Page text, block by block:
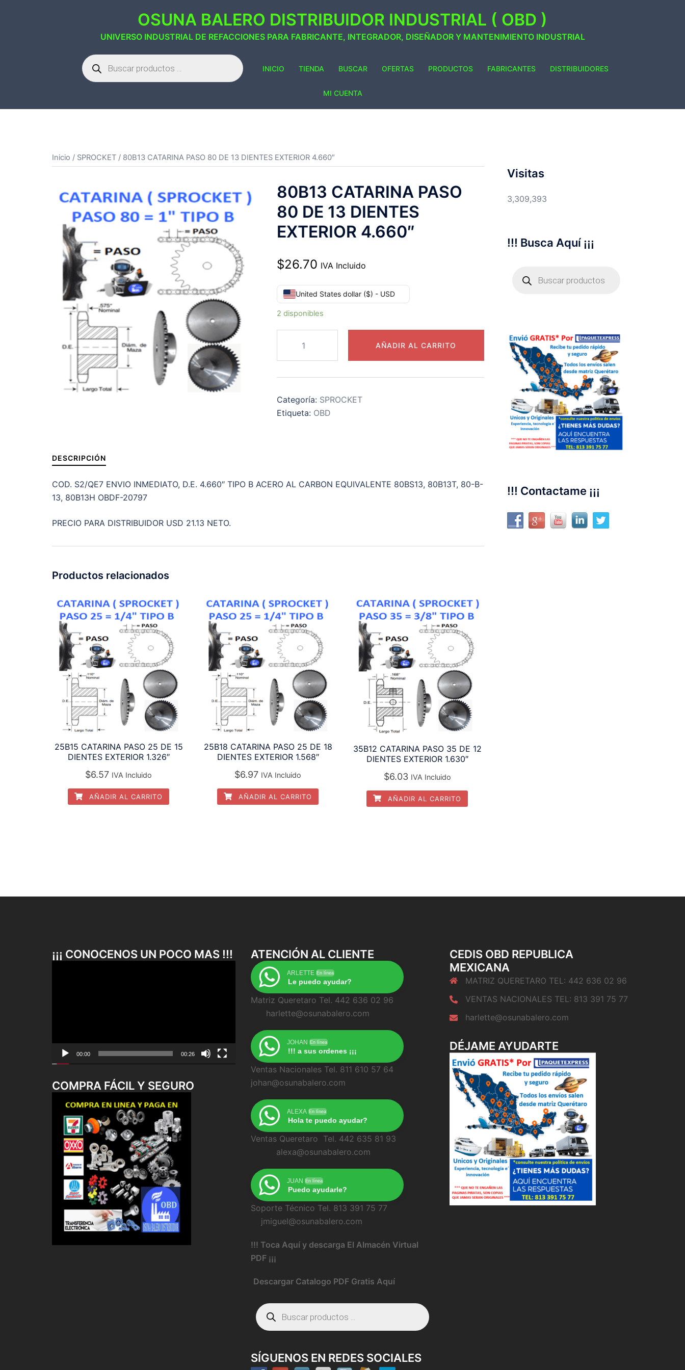
OSUNA BALERO DISTRIBUIDOR INDUSTRIAL ( OBD )
UNIVERSO INDUSTRIAL DE REFACCIONES PARA FABRICANTE, INTEGRADOR, DISEÑADOR Y MANTENIMIENTO INDUSTRIAL
Búsqueda
de
productos
INICIO TIENDA BUSCAR OFERTAS PRODUCTOS FABRICANTES DISTRIBUIDORES
MI CUENTA
Inicio / SPROCKET / 80B13 CATARINA PASO 80 DE 13 DIENTES EXTERIOR 4.660″
80B13 CATARINA PASO
80 DE 13 DIENTES
EXTERIOR 4.660″
$26.70 IVA Incluido
United States dollar ($) - USD
2 disponibles
CATARINA
PASO
80
13
DIENTES
AÑADIR AL CARRITO
Categoría: SPROCKET
Etiqueta: OBD
DESCRIPCIÓN
COD. S2/QE7 ENVIO INMEDIATO, D.E. 4.660″ TIPO B ACERO AL CARBON EQUIVALENTE 80BS13, 80B13T, 80-B-
13, 80B13H OBDF-20797
PRECIO PARA DISTRIBUIDOR USD 21.13 NETO.
Productos relacionados
25B15 CATARINA PASO 25 DE 15
DIENTES EXTERIOR 1.326″
$6.57 IVA Incluido
AÑADIR AL CARRITO
25B18 CATARINA PASO 25 DE 18
DIENTES EXTERIOR 1.568″
$6.97 IVA Incluido
AÑADIR AL CARRITO
35B12 CATARINA PASO 35 DE 12
DIENTES EXTERIOR 1.630″
$6.03 IVA Incluido
AÑADIR AL CARRITO
Visitas
3,309,393
!!! Busca Aquí ¡¡¡
productos
!!! Contactame ¡¡¡
¡¡¡ CONOCENOS UN POCO MAS !!!
00:00 00:26
COMPRA FÁCIL Y SEGURO
ATENCIÓN AL CLIENTE
ARLETTE En línea
Le puedo ayudar?
Matriz Queretaro Tel. 442 636 02 96
harlette@osunabalero.com
JOHAN En línea
!!! a sus ordenes ¡¡¡
Ventas Nacionales Tel. 811 610 57 64
johan@osunabalero.com
ALEXA En línea
Hola te puedo ayudar?
Ventas Queretaro Tel. 442 635 81 93
alexa@osunabalero.com
JUAN En línea
Puedo ayudarle?
Soporte Técnico Tel. 813 391 75 77
jmiguel@osunabalero.com
!!! Toca Aquí y descarga El Almacén Virtual
PDF ¡¡¡
Descargar Catalogo PDF Gratis Aquí
Búsqueda
de
productos
SÍGUENOS EN REDES SOCIALES
CEDIS OBD REPUBLICA
MEXICANA
MATRIZ QUERETARO TEL: 442 636 02 96
VENTAS NACIONALES TEL: 813 391 75 77
harlette@osunabalero.com
DÉJAME AYUDARTE